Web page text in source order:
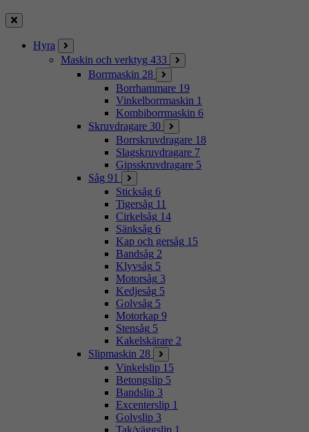
Stäng
Hyra
Maskin och verktyg 433
Borrmaskin 28
Borrhammare 19
Vinkelborrmaskin 1
Kombiborrmaskin 6
Skruvdragare 30
Borrskruvdragare 18
Slagskruvdragare 7
Gipsskruvdragare 5
Såg 91
Sticksåg 6
Tigersåg 11
Cirkelsåg 14
Sänksåg 6
Kap och gersåg 15
Bandsåg 2
Klyvsåg 5
Motorsåg 3
Kedjesåg 5
Golvsåg 5
Motorkap 9
Stensåg 5
Kakelskärare 2
Slipmaskin 28
Vinkelslip 15
Betongslip 5
Bandslip 3
Excenterslip 1
Golvslip 3